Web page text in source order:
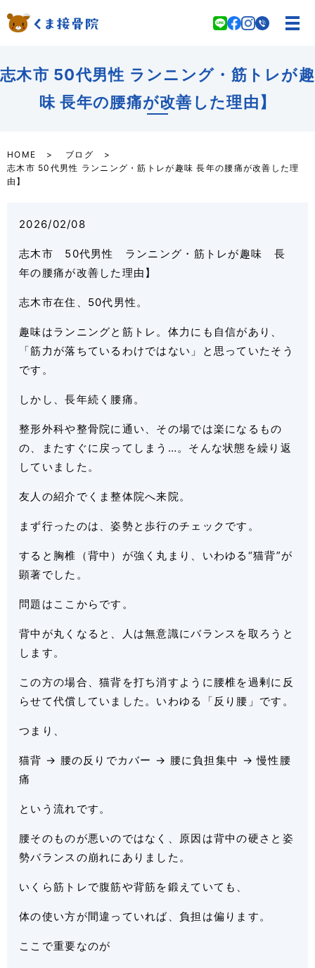
志木市 50代男性 ランニング・筋トレが趣
味 長年の腰痛が改善した理由】
HOME
ブログ
志木市 50代男性 ランニング・筋トレが趣味 長年の腰痛が改善した理
由】
2026/02/08
志木市 50代男性 ランニング・筋トレが趣味 長
年の腰痛が改善した理由】
志木市在住、50代男性。
趣味はランニングと筋トレ。体力にも自信があり、
「筋力が落ちているわけではない」と思っていたそう
です。
しかし、長年続く腰痛。
整形外科や整骨院に通い、その場では楽になるもの
の、またすぐに戻ってしまう…。そんな状態を繰り返
していました。
友人の紹介でくま整体院へ来院。
まず行ったのは、姿勢と歩行のチェックです。
すると胸椎（背中）が強く丸まり、いわゆる“猫背”が
顕著でした。
問題はここからです。
背中が丸くなると、人は無意識にバランスを取ろうと
します。
この方の場合、猫背を打ち消すように腰椎を過剰に反
らせて代償していました。いわゆる「反り腰」です。
つまり、
猫背 → 腰の反りでカバー → 腰に負担集中 → 慢性腰
痛
という流れです。
腰そのものが悪いのではなく、原因は背中の硬さと姿
勢バランスの崩れにありました。
いくら筋トレで腹筋や背筋を鍛えていても、
体の使い方が間違っていれば、負担は偏ります。
ここで重要なのが